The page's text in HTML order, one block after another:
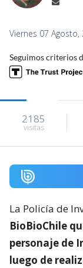
Viernes 07 Agosto,
Seguimos criterios
2185
visitas
La Policía de
BioBioChile
personaje de
luego de